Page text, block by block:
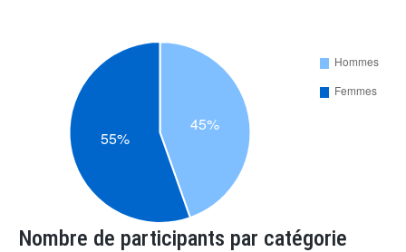
Nombre de participants par catégorie